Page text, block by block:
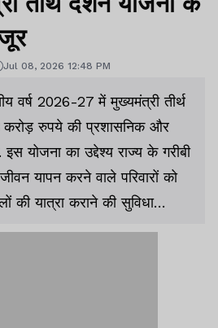
Jul 08, 2026 12:48 PM
वर्ष 2026-27 में मुख्यमंत्री तीर्थ
करोड़ रुपये की प्रशासनिक और
इस योजना का उद्देश्य राज्य के गरीबी
यापन करने वाले परिवारों को
की यात्रा कराने की सुविधा